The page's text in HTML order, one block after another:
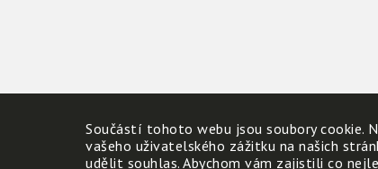
Součástí tohoto webu jsou soubory cookie.
vašeho uživatelského zážitku na našich
udělit souhlas. Abychom vám zajistili co